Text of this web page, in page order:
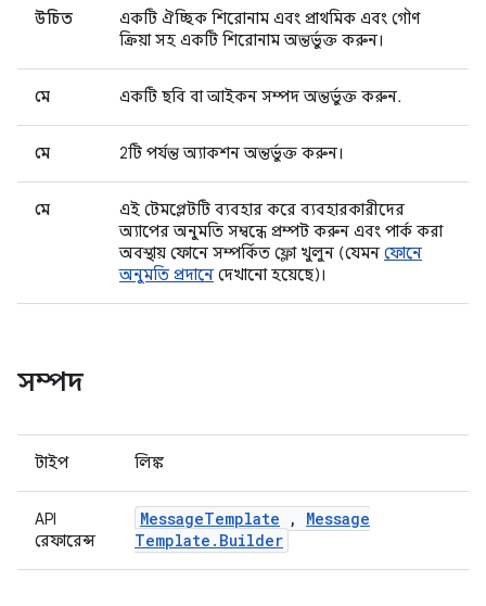
উচিত
একটি ঐচ্ছিক শিরোনাম এবং প্রাথমিক এবং গৌণ
ক্রিয়া সহ একটি শিরোনাম অন্তর্ভুক্ত করুন।
মে একটি ছবি বা আইকন সম্পদ অন্তর্ভুক্ত করুন.
মে 2টি পর্যন্ত অ্যাকশন অন্তর্ভুক্ত করুন।
মে
এই টেমপ্লেটটি ব্যবহার করে ব্যবহারকারীদের
অ্যাপের অনুমতি সম্বন্ধে প্রম্পট করুন এবং পার্ক করা
অবস্থায় ফোনে সম্পর্কিত ফ্লো খুলুন (যেমন ফোনে
অনুমতি প্রদানে দেখানো হয়েছে)।
সম্পদ
টাইপ লিঙ্ক
API
রেফারেন্স
MessageTemplate ,
Message
Template . Builder